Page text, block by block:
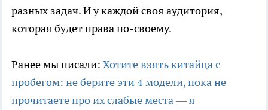
разных задач. И у каждой своя аудитория,
которая будет права по-своему.
Ранее мы писали: Хотите взять китайца с
пробегом: не берите эти 4 модели, пока не
прочитаете про их слабые места — я